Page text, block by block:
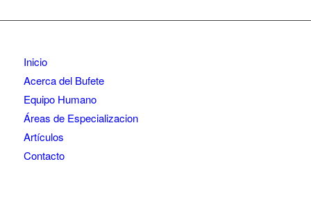
Inicio
Acerca del Bufete
Equipo Humano
Áreas de Especializacion
Artículos
Contacto